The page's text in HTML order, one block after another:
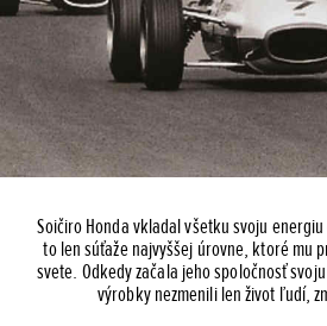
Soičiro Honda vkladal všetku svoju
to len súťaže najvyššej úrovne, ktoré mu
svete. Odkedy začala jeho spoločnosť
výrobky nezmenili len život ľudí,